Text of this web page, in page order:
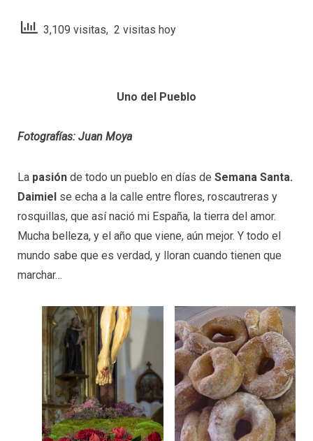
3,109 visitas, 2 visitas hoy
Uno del Pueblo
Fotografías: Juan Moya
La pasión de todo un pueblo en días de Semana Santa.
Daimiel se echa a la calle entre flores, roscautreras y
rosquillas, que así nació mi España, la tierra del amor.
Mucha belleza, y el año que viene, aún mejor. Y todo el
mundo sabe que es verdad, y lloran cuando tienen que
marchar…